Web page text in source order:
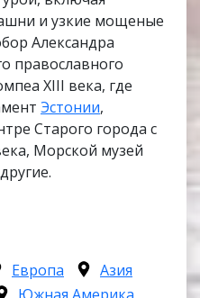
и узкие мощеные
Александра
православного
XIII века, где
Эстонии,
Старого города с
Морской музей
Европа
Азия